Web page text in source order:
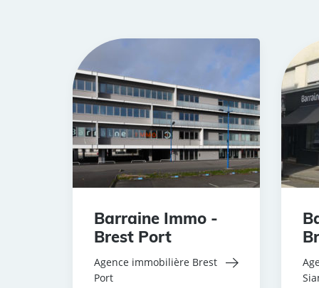
Barraine Immo -
Brest Port
Agence immobilière Brest
Port